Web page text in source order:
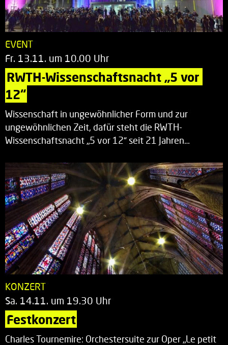
EVENT
Fr. 13.11. um 10.00 Uhr
RWTH-Wissenschaftsnacht „5 vor
12“
Wissenschaft in ungewöhnlicher Form und zur
ungewöhnlichen Zeit, dafür steht die RWTH-
Wissenschaftsnacht „5 vor 12“ seit 21 Jahren…
KONZERT
Sa. 14.11. um 19.30 Uhr
Festkonzert
Charles Tournemire: Orchestersuite zur Oper „Le petit